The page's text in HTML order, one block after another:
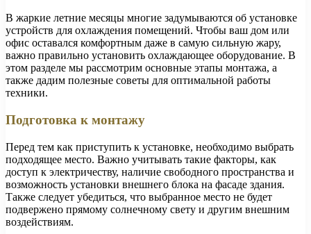
В жаркие летние месяцы многие задумываются об установке
устройств для охлаждения помещений. Чтобы ваш дом или
офис оставался комфортным даже в самую сильную жару,
важно правильно установить охлаждающее оборудование. В
этом разделе мы рассмотрим основные этапы монтажа, а
также дадим полезные советы для оптимальной работы
техники.
Подготовка к монтажу
Перед тем как приступить к установке, необходимо выбрать
подходящее место. Важно учитывать такие факторы, как
доступ к электричеству, наличие свободного пространства и
возможность установки внешнего блока на фасаде здания.
Также следует убедиться, что выбранное место не будет
подвержено прямому солнечному свету и другим внешним
воздействиям.